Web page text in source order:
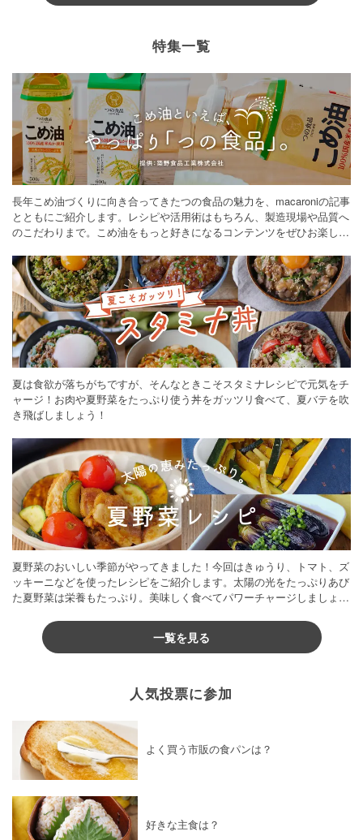
特集一覧
長年こめ油づくりに向き合ってきたつの食品の魅力を、macaroniの記事
とともにご紹介します。レシピや活用術はもちろん、製造現場や品質へ
のこだわりまで。こめ油をもっと好きになるコンテンツをぜひお楽しみ
夏は食欲が落ちがちですが、そんなときこそスタミナレシピで元気をチ
ャージ！お肉や夏野菜をたっぷり使う丼をガッツリ食べて、夏バテを吹
き飛ばしましょう！
夏野菜のおいしい季節がやってきました！今回はきゅうり、トマト、ズ
ッキーニなどを使ったレシピをご紹介します。太陽の光をたっぷりあび
た夏野菜は栄養もたっぷり。美味しく食べてパワーチャージしましょう
一覧を見る
人気投票に参加
よく買う市販の食パンは？
好きな主食は？